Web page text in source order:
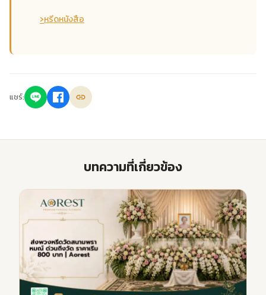
›หรีดหนังสือ
แชร์:
บทความที่เกี่ยวข้อง